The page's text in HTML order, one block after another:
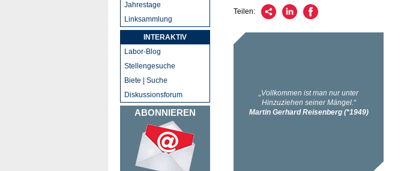
Teilen:
Jahrestage
Linksammlung
INTERAKTIV
Labor-Blog
Stellengesuche
Biete | Suche
Diskussionsforum
ABONNIEREN